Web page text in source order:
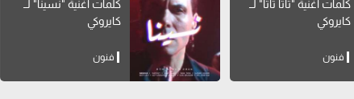
كلمات أغنية "تاتا تاتا" لــ
كايروكي
فنون
كلمات أغنية "نسينا" لــ
كايروكي
فنون